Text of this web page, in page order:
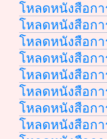
โหลดหนังสือกา
โหลดหนังสือกา
โหลดหนังสือกา
โหลดหนังสือกา
โหลดหนังสือกา
โหลดหนังสือกา
โหลดหนังสือกา
โหลดหนังสือกา